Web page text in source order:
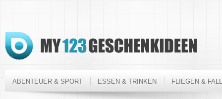
ABENTEUER & SPORT ESSEN & TRINKEN FLIEGEN &